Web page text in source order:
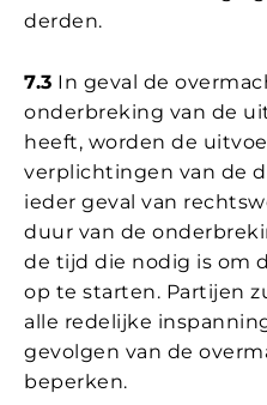
derden.
7.3 In geval de
onderbreking van de
heeft, worden de
verplichtingen van de
ieder geval van
duur van de
de tijd die nodig is om
op te starten. Partijen
alle redelijke
gevolgen van de
beperken.